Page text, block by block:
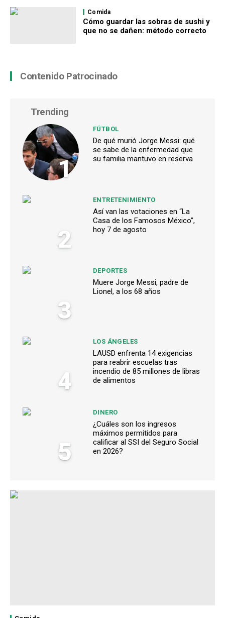
Comida
Cómo guardar las sobras de sushi y
que no se dañen: método correcto
Contenido Patrocinado
Trending
1
FÚTBOL
De qué murió Jorge Messi: qué
se sabe de la enfermedad que
su familia mantuvo en reserva
2
ENTRETENIMIENTO
Así van las votaciones en “La
Casa de los Famosos México”,
hoy 7 de agosto
3
DEPORTES
Muere Jorge Messi, padre de
Lionel, a los 68 años
4
LOS ÁNGELES
LAUSD enfrenta 14 exigencias
para reabrir escuelas tras
incendio de 85 millones de libras
de alimentos
5
DINERO
¿Cuáles son los ingresos
máximos permitidos para
calificar al SSI del Seguro Social
en 2026?